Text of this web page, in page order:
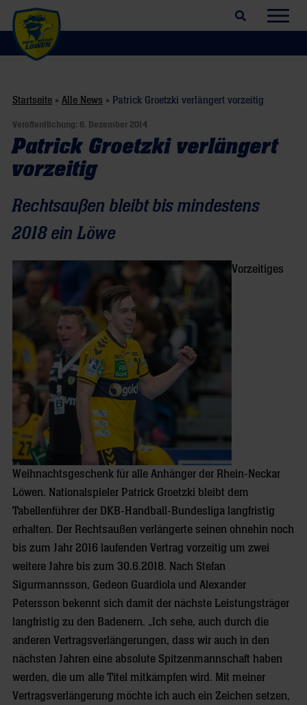
Suchfeld öffnen
Startseite » Alle News » Patrick Groetzki verlängert vorzeitig
Veröffentlichung: 6. Dezember 2014
Patrick Groetzki verlängert
vorzeitig
Rechtsaußen bleibt bis mindestens
2018 ein Löwe
Vorzeitiges
Weihnachtsgeschenk für alle Anhänger der Rhein-Neckar
Löwen. Nationalspieler Patrick Groetzki bleibt dem
Tabellenführer der DKB-Handball-Bundesliga langfristig
erhalten. Der Rechtsaußen verlängerte seinen ohnehin noch
bis zum Jahr 2016 laufenden Vertrag vorzeitig um zwei
weitere Jahre bis zum 30.6.2018. Nach Stefan
Sigurmannsson, Gedeon Guardiola und Alexander
Petersson bekennt sich damit der nächste Leistungsträger
langfristig zu den Badenern. „Ich sehe, auch durch die
anderen Vertragsverlängerungen, dass wir auch in den
nächsten Jahren eine absolute Spitzenmannschaft haben
werden, die um alle Titel mitkämpfen wird. Mit meiner
Vertragsverlängerung möchte ich auch ein Zeichen setzen,